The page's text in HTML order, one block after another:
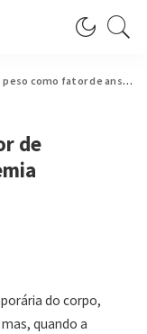
fator de ansiedade durante a pandemia
de
do corpo,
quando a